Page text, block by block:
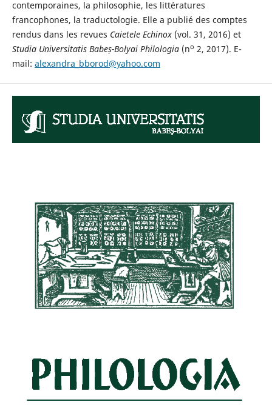
contemporaines, la philosophie, les littératures
francophones, la traductologie. Elle a publié des comptes
rendus dans les revues Caietele Echinox(vol. 31, 2016) et
Studia Universitatis Babeș-Bolyai Philologia (no 2, 2017). E-
mail: alexandra_bborod@yahoo.com